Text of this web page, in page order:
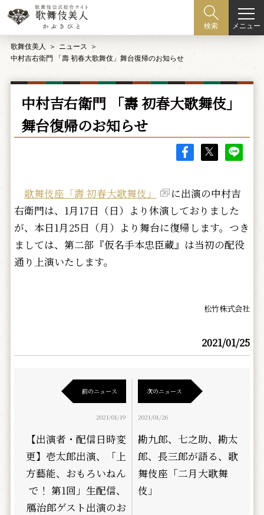
検索 メニュー
歌舞伎美人
ニュース
中村吉右衛門 「壽 初春大歌舞伎」舞台復帰のお知らせ
中村吉右衛門 「壽 初春大歌舞伎」
舞台復帰のお知らせ
歌舞伎座「壽 初春大歌舞伎」
に出演の中村吉
右衛門は、1月17日（日）より休演しておりました
が、本日1月25日（月）より舞台に復帰します。つき
ましては、第二部『仮名手本忠臣蔵』は当初の配役
通り上演いたします。
松竹株式会社
2021/01/25
前のニュース
2021/01/19
【出演者・配信日時変
更】壱太郎出演、「上
方藝能、おもろいねん
で！ 第1回」生配信、
鴈治郎ゲスト出演のお
次のニュース
2021/01/26
勘九郎、七之助、勘太
郎、長三郎が語る、歌
舞伎座「二月大歌舞
伎」